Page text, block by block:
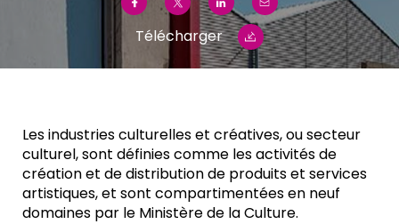
Télécharger
Les industries culturelles et créatives, ou secteur
culturel, sont définies comme les activités de
création et de distribution de produits et services
artistiques, et sont compartimentées en neuf
domaines par le Ministère de la Culture.